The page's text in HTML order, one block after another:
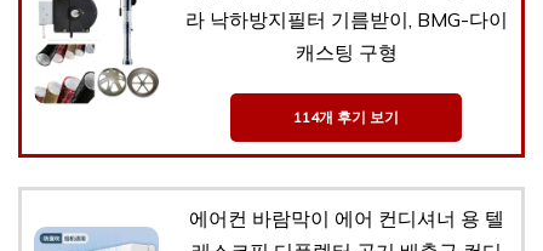
라 낙하방지필터 기름받이, BMG-다이
캐스팅 구형
114개 후기 보기
에어컨 바람막이 에어 컨디셔너 용 텔